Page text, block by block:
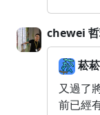
chewei
菘菘
又過了
前已經